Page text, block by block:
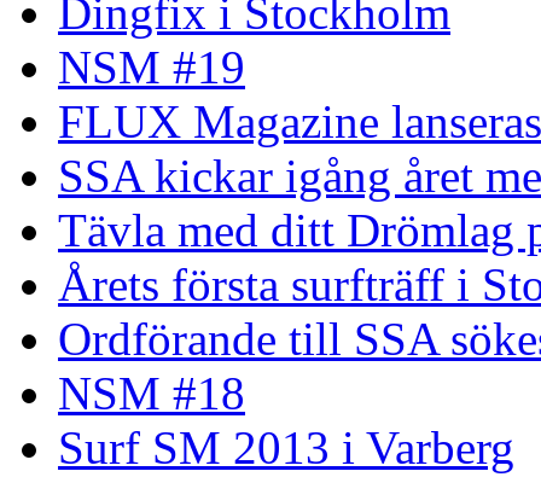
Dingfix i Stockholm
NSM #19
FLUX Magazine lanseras
SSA kickar igång året
Tävla med ditt Drömlag
Årets första surfträff i
Ordförande till SSA
NSM #18
Surf SM 2013 i Varberg